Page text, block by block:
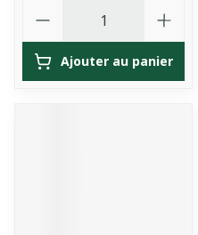
Ajouter au panier